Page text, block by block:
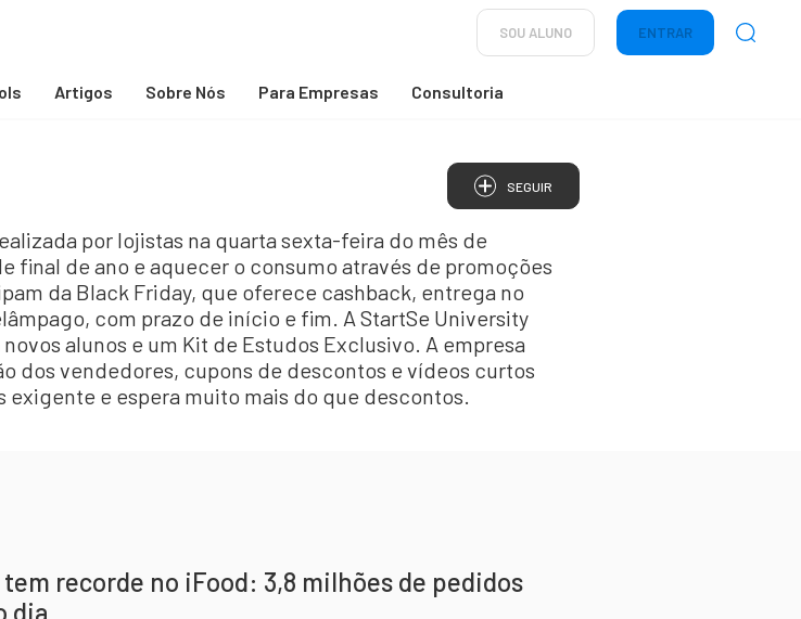
SOU ALUNO ENTRAR
Artigos Sobre Nós Para Empresas Consultoria
SEGUIR
por lojistas na quarta sexta-feira do mês de
final de ano e aquecer o consumo através de promoções
da Black Friday, que oferece cashback, entrega no
com prazo de início e fim. A StartSe University
alunos e um Kit de Estudos Exclusivo. A empresa
dos vendedores, cupons de descontos e vídeos curtos
exigente e espera muito mais do que descontos.
recorde no iFood: 3,8 milhões de pedidos
dia